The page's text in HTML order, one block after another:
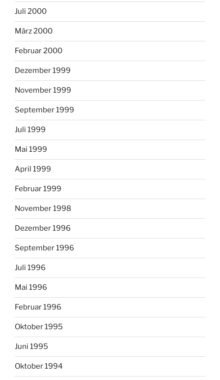
Juli 2000
März 2000
Februar 2000
Dezember 1999
November 1999
September 1999
Juli 1999
Mai 1999
April 1999
Februar 1999
November 1998
Dezember 1996
September 1996
Juli 1996
Mai 1996
Februar 1996
Oktober 1995
Juni 1995
Oktober 1994